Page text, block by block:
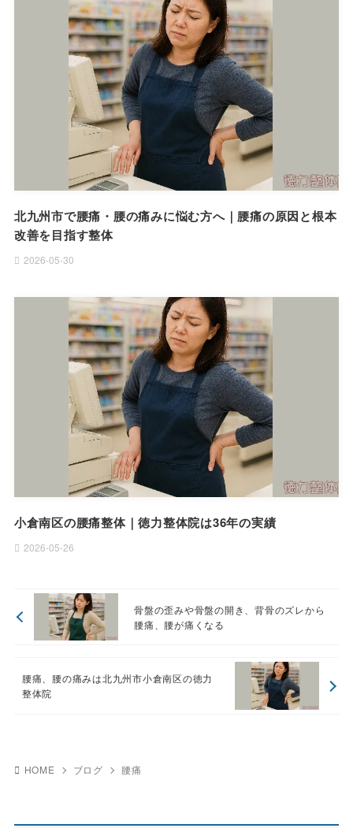
北九州市で腰痛・腰の痛みに悩む方へ｜腰痛の原因と根本
改善を目指す整体
2026-05-30
小倉南区の腰痛整体｜徳力整体院は36年の実績
2026-05-26
骨盤の歪みや骨盤の開き、背骨のズレから
腰痛、腰が痛くなる
腰痛、腰の痛みは北九州市小倉南区の徳力
整体院
HOME ブログ 腰痛